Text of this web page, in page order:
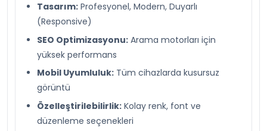
Tasarım: Profesyonel, Modern, Duyarlı
(Responsive)
SEO Optimizasyonu: Arama motorları için
yüksek performans
Mobil Uyumluluk: Tüm cihazlarda kusursuz
görüntü
Özelleştirilebilirlik: Kolay renk, font ve
düzenleme seçenekleri